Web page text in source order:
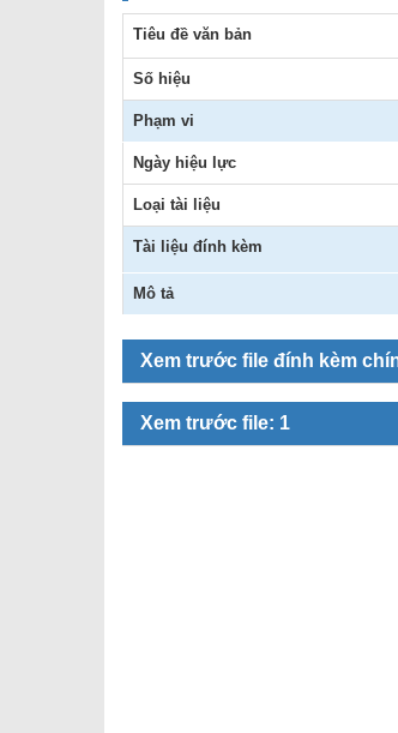
GIỚI
KẾ
SƠ
LỊCH
Tiêu đề văn bản
Số hiệu
Phạm vi
Ngày hiệu lực
Loại tài liệu
Tài liệu đính kèm
Mô tả
Xem trước file đính kèm
Xem trước file: 1